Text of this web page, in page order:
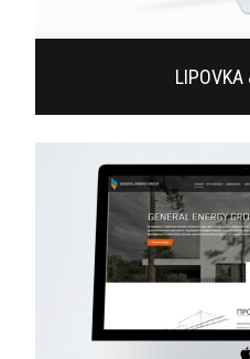
LIPOVKA